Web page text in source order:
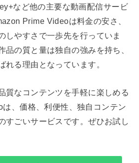
など他の主要な動画配信サービ
Prime Videoは料金の安さ、
しやすさで一歩先を行っていま
品の質と量は独自の強みを持ち、
れる理由となっています。
質なコンテンツを手軽に楽しめる
、価格、利便性、独自コンテン
すごいサービスです。ぜひお試し